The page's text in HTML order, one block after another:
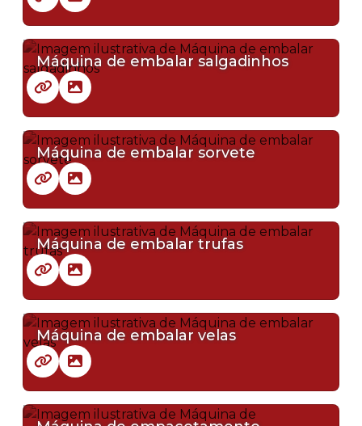
Máquina de embalar salgadinhos
Máquina de embalar sorvete
Máquina de embalar trufas
Máquina de embalar velas